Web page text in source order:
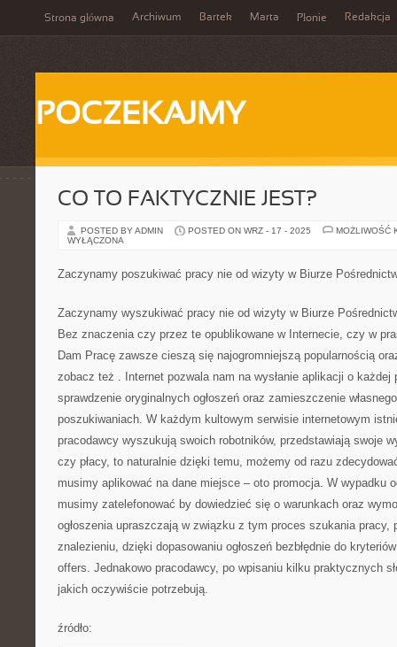
Strona główna Archiwum Bartek Marta Płonie Redakcja
POCZEKAJMY
CO TO FAKTYCZNIE JEST?
POSTED BY ADMIN POSTED ON WRZ - 17 - 2025
MOŻLIWOŚĆ
WYŁĄCZONA
Zaczynamy poszukiwać pracy nie od wizyty w Biurze
Zaczynamy wyszukiwać pracy nie od wizyty w Biurze
Bez znaczenia czy przez te opublikowane w Internecie, czy w
Dam Pracę zawsze cieszą się najogromniejszą popularnością
zobacz też . Internet pozwala nam na wysłanie aplikacji o każdej
sprawdzenie oryginalnych ogłoszeń oraz zamieszczenie
poszukiwaniach. W każdym kultowym serwisie internetowym
pracodawcy wyszukują swoich robotników, przedstawiają swoje
czy płacy, to naturalnie dzięki temu, możemy od razu
musimy aplikować na dane miejsce – oto promocja. W wypadku
musimy zatelefonować by dowiedzieć się o warunkach oraz
ogłoszenia upraszczają w związku z tym proces szukania pracy,
znalezieniu, dzięki dopasowaniu ogłoszeń bezbłędnie do
offers. Jednakowo pracodawcy, po wpisaniu kilku praktycznych
jakich oczywiście potrzebują.
źródło: